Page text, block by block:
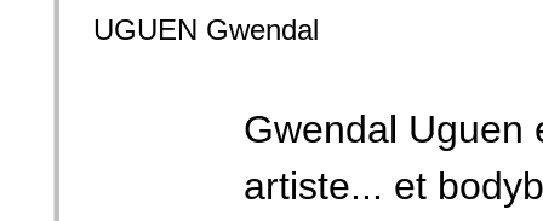
UGUEN Gwendal
Gwendal Uguen
artiste... et